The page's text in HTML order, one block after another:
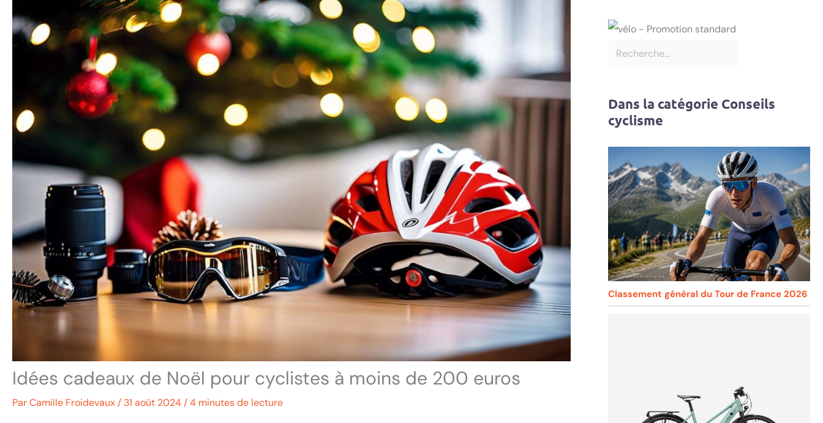
Idées cadeaux de Noël pour cyclistes à moins de 200 euros
ParCamille Froidevaux / 31 août 2024 /4 minutes de lecture
Dans la catégorie Conseils
cyclisme
Classement général du Tour de France 2026